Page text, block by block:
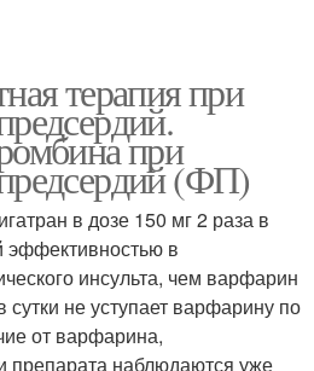
терапия при
при
(ФП)
в дозе 150 мг 2 раза в
эффективностью в
инсульта, чем варфарин
сутки не уступает варфарину по
от варфарина,
препарата наблюдаются уже